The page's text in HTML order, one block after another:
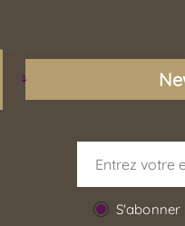
S'abonner